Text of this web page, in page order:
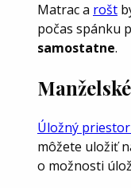
Matrac a rošt
počas spánku
samostatne.
Úložný
môžete uložiť
o možnosti